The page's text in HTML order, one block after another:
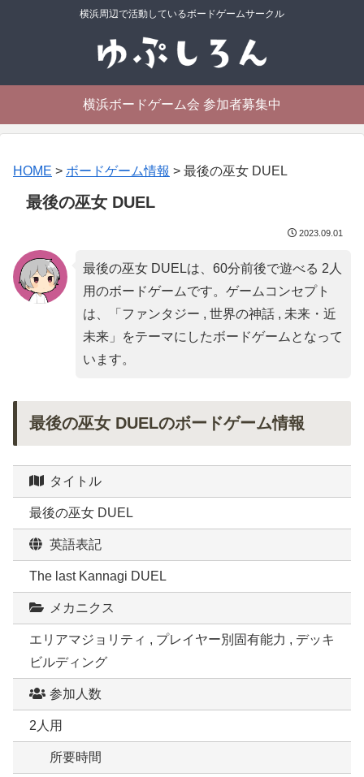
横浜周辺で活動しているボードゲームサークル
横浜ボードゲーム会 参加者募集中
HOME > ボードゲーム情報 > 最後の巫女 DUEL
最後の巫女 DUEL
2023.09.01
最後の巫女 DUELは、60分前後で遊べる 2人
用のボードゲームです。ゲームコンセプト
は、「 ファンタジー , 世界の神話 , 未来・近
未来」をテーマにしたボードゲームとなって
います。
最後の巫女 DUELのボードゲーム情報
タイトル
最後の巫女 DUEL
英語表記
The last Kannagi DUEL
メカニクス
エリアマジョリティ , プレイヤー別固有能力 , デッキ
ビルディング
参加人数
2人用
所要時間